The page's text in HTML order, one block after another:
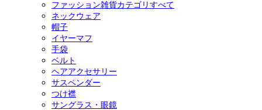
ファッション雑貨カテゴリすべて
ネックウェア
帽子
イヤーマフ
手袋
ベルト
ヘアアクセサリー
サスペンダー
つけ襟
サングラス・眼鏡